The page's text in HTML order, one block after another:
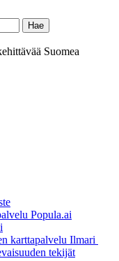
Suomea
Popula.ai
karttapalvelu Ilmari
tekijät